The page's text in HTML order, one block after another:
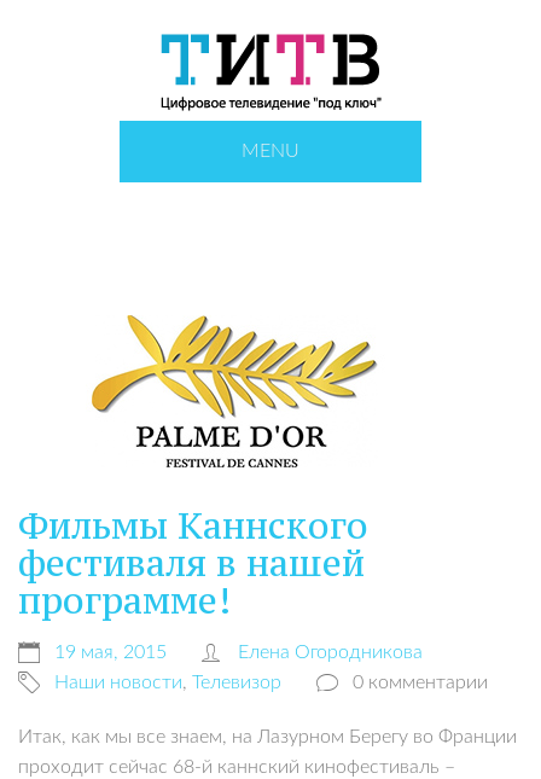
MENU
Фильмы Каннского
фестиваля в нашей
программе!
19 мая, 2015
Елена Огородникова
Наши новости, Телевизор 0 комментарии
Итак, как мы все знаем, на Лазурном Берегу во Франции
проходит сейчас 68-й каннский кинофестиваль –